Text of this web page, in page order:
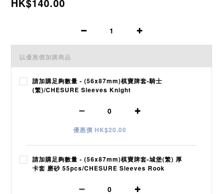
HK$140.00
以優惠價加購商品
請加購足夠數量 - (56x87mm)棋寶牌套-騎士
(繁)/CHESURE Sleeves Knight
優惠價 HK$20.00
請加購足夠數量 - (56x87mm)棋寶牌套-城堡(繁) 厚
卡套 磨砂 55pcs/CHESURE Sleeves Rook